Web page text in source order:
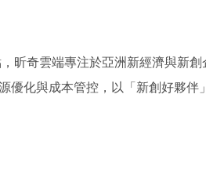
昕奇雲端專注於亞洲新經濟與新
優化與成本管控，以「新創好夥伴